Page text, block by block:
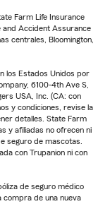
Farm Life Insurance
and Accident Assurance
centrales, Bloomington,
los Estados Unidos por
6100-4th Ave S,
USA, Inc. (CA: con
y condiciones, revise la
detalles. State Farm
y afiliadas no ofrecen ni
seguro de mascotas.
con Trupanion ni con
de seguro médico
compra de una nueva